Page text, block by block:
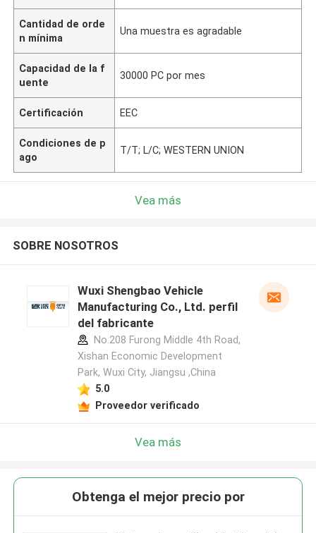
Cantidad de orde
n mínima
Una muestra es agradable
Capacidad de la f
uente
30000 PC por mes
Certificación EEC
Condiciones de p
ago
T/T; L/C; WESTERN UNION
Vea más
SOBRE NOSOTROS
Wuxi Shengbao Vehicle
Manufacturing Co., Ltd. perfil
del fabricante
No.208 Furong Middle 4th Road,
Xishan Economic Development
Park, Wuxi City, Jiangsu ,China
5.0
Proveedor verificado
Vea más
Obtenga el mejor precio por